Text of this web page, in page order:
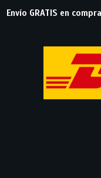
Envío GRATIS en